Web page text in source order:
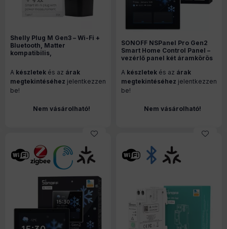
Shelly Plug M Gen3 – Wi-Fi +
Bluetooth, Matter
kompatibilis,
okoskonnektor, fekete
A készletek és az árak
megtekintéséhez jelentkezzen
be!
Nem vásárolható!
SONOFF NSPanel Pro Gen2
Smart Home Control Panel –
vezérlő panel két áramkörös
Matter, Bluetooth, fehér
(NSPanel86PW-Relay)
A készletek és az árak
megtekintéséhez jelentkezzen
be!
Nem vásárolható!